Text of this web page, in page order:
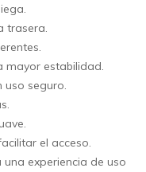
trasera.
mayor estabilidad.
uso seguro.
el acceso.
experiencia de uso